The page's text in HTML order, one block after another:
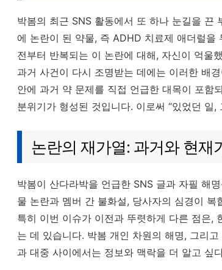
박봄의 최근 SNS 활동에서 또 하나 눈길을 끈
에 논란이 된 약물, 즉 ADHD 치료제 애더럴을
전부터 반복되는 이 논란에 대해, 자신이 억울
과거 사건이 다시 조명받는 데에는 이러한 배
안에 과거 약 문제를 직접 언급한 대목이 포함
분위기가 형성된 것입니다. 이로써 “있었던 일
논란의 재가열: 과거와 현재
박봄이 산다라박을 언급한 SNS 글과 자필 해
물 논란과 멤버 간 불화설, 당사자의 심경이
특히 이번 이슈가 이전과 뚜렷하게 다른 점은,
는 데 있습니다. 박봄 개인 차원의 해명, 그리
과 대중 사이에서는 정보와 맥락을 더 알고 싶